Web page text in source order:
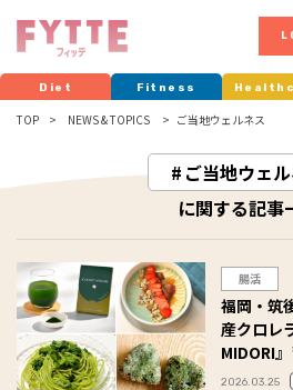
Diet Fitness
TOP NEWS & TOPICS ご当地ウェルネス
ご当地ウェ
に関する記事
腸活
福岡・筑
産クロレ
MIDORI
の一振り
2026.03.25